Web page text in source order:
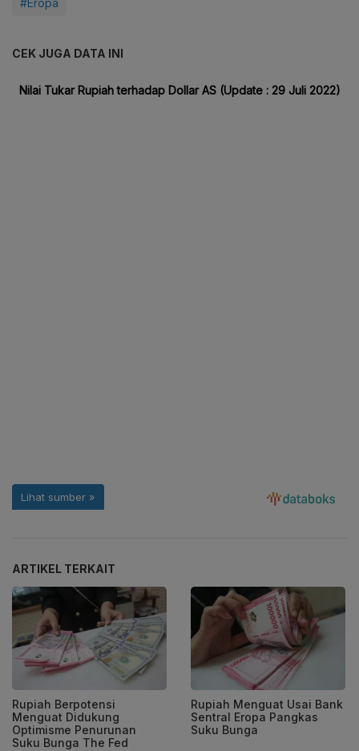
#Eropa
CEK JUGA DATA INI
ARTIKEL TERKAIT
Rupiah Berpotensi
Menguat Didukung
Optimisme Penurunan
Suku Bunga The Fed
Rupiah Menguat Usai Bank
Sentral Eropa Pangkas
Suku Bunga